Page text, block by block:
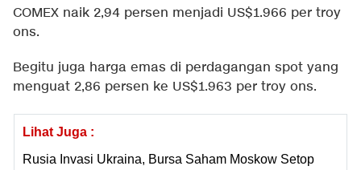
COMEX naik 2,94 persen menjadi US$1.966 per troy
ons.
Begitu juga harga emas di perdagangan spot yang
menguat 2,86 persen ke US$1.963 per troy ons.
Lihat Juga :
Rusia Invasi Ukraina, Bursa Saham Moskow Setop